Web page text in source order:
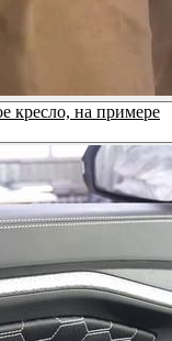
кресло, на примере